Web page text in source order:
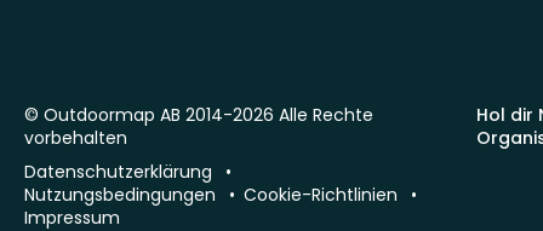
Hol dir
© Outdoormap AB 2014-2026 Alle Rechte
vorbehalten
Datenschutzerklärung
Nutzungsbedingungen
Cookie-Richtlinien
Impressum